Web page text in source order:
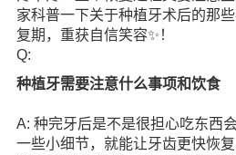
家科普一下关于种植牙术后的那
复期，重获自信笑容✨！
Q:
种植牙需要注意什么事项和饮食
A: 种完牙后是不是很担心吃东西
一些小细节，就能让牙齿更快恢